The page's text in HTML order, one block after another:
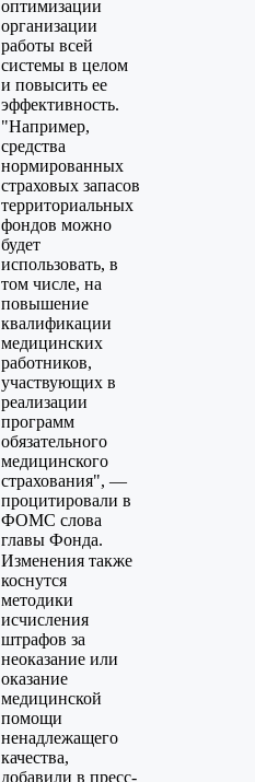
оптимизации
организации
работы всей
системы в целом
и повысить ее
эффективность.
"Например,
средства
нормированных
страховых запасов
территориальных
фондов можно
будет
использовать, в
том числе, на
повышение
квалификации
медицинских
работников,
участвующих в
реализации
программ
обязательного
медицинского
страхования", —
процитировали в
ФОМС слова
главы Фонда.
Изменения также
коснутся
методики
исчисления
штрафов за
неоказание или
оказание
медицинской
помощи
ненадлежащего
качества,
добавили в пресс-